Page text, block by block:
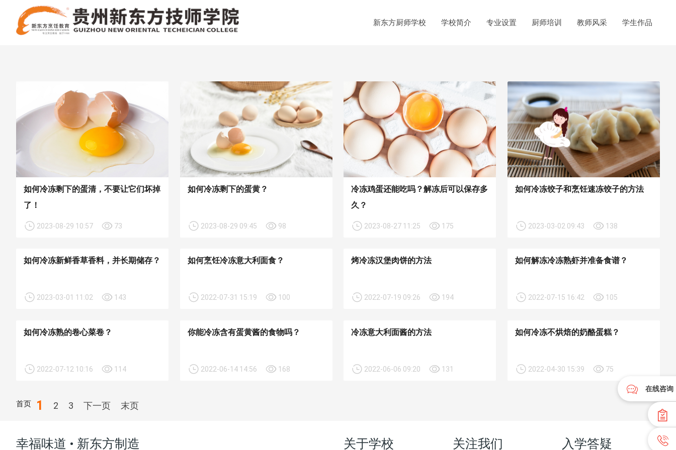
新东方厨师学校 学校简介 专业设置 厨师培训 教师风采 学生作品
如何冷冻剩下的蛋清，不要让它们坏掉
了！
2023-08-29 10:57 73
如何冷冻剩下的蛋黄？
2023-08-29 09:45 98
冷冻鸡蛋还能吃吗？解冻后可以保存多
久？
2023-08-27 11:25 175
如何冷冻饺子和烹饪速冻饺子的方法
2023-03-02 09:43 138
如何冷冻新鲜香草香料，并长期储存？
2023-03-01 11:02 143
如何烹饪冷冻意大利面食？
2022-07-31 15:19 100
烤冷冻汉堡肉饼的方法
2022-07-19 09:26 194
如何解冻冷冻熟虾并准备食谱？
2022-07-15 16:42 105
如何冷冻熟的卷心菜卷？
2022-07-12 10:16 114
你能冷冻含有蛋黄酱的食物吗？
2022-06-14 14:56 168
冷冻意大利面酱的方法
2022-06-06 09:20 131
如何冷冻不烘焙的奶酪蛋糕？
2022-04-30 15:39 75
首页 1 2 3 下一页 末页
幸福味道 • 新东方制造 关于学校 关注我们 入学答疑
在线咨询